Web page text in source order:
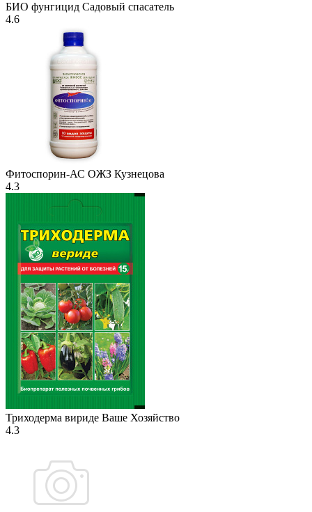
БИО фунгицид Садовый спасатель
4.6
Фитоспорин-АС ОЖЗ Кузнецова
4.3
Триходерма вириде Ваше Хозяйство
4.3